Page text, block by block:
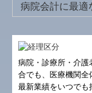
病院会計に最適
病院・診療所・介護
合でも、医療機関全
最新業績をいつでも